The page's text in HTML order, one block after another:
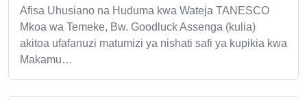
Afisa Uhusiano na Huduma kwa Wateja TANESCO
Mkoa wa Temeke, Bw. Goodluck Assenga (kulia)
akitoa ufafanuzi matumizi ya nishati safi ya kupikia kwa
Makamu…